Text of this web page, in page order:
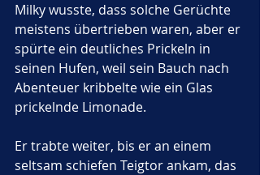
Milky wusste, dass solche Gerüchte
meistens übertrieben waren, aber er
spürte ein deutliches Prickeln in
seinen Hufen, weil sein Bauch nach
Abenteuer kribbelte wie ein Glas
prickelnde Limonade.
Er trabte weiter, bis er an einem
seltsam schiefen Teigtor ankam, das